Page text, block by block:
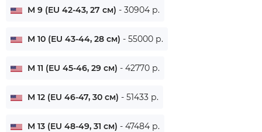
M 9 (EU 42-43, 27 см) - 30904 р.
M 10 (EU 43-44, 28 см) - 55000 р.
M 11 (EU 45-46, 29 см) - 42770 р.
M 12 (EU 46-47, 30 см) - 51433 р.
M 13 (EU 48-49, 31 см) - 47484 р.